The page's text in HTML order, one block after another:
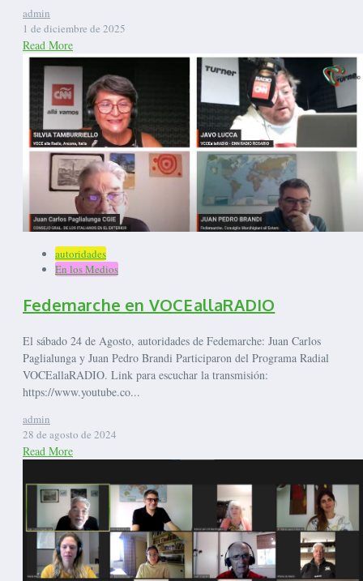
admin
1 de diciembre de 2025
Read More
autoridades
En los Medios
Fedemarche en VOCEallaRADIO
El sábado 24 de Agosto, autoridades de Fedemarche: Juan Carlos
Paglialunga y Juan Pedro Brandi Participaron del Programa Radial
VOCEallaRADIO. Link para escuchar la transmisión:
https://www.youtube.co...
admin
28 de agosto de 2024
Read More